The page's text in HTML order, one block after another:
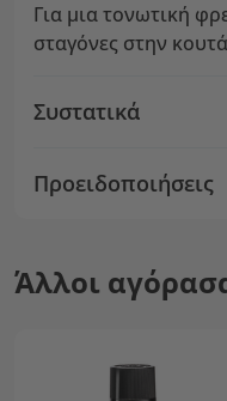
Για μια τονωτική
σταγόνες στην
Συστατικά
Προειδοποιήσεις
Άλλοι